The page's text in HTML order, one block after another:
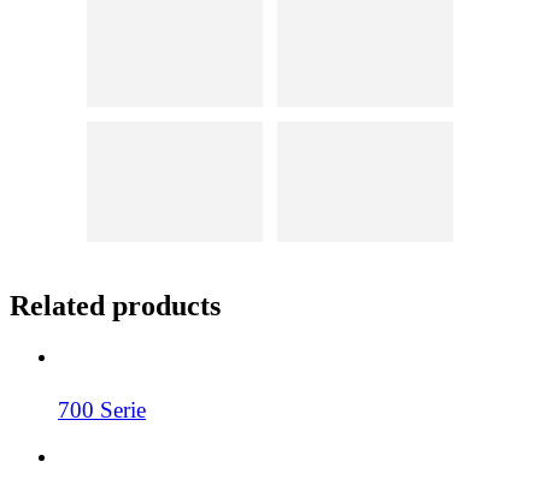
Related products
700 Serie